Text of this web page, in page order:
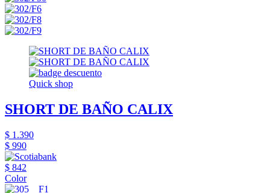
Quick shop
SHORT DE BAÑO CALIX
$ 1.390
$ 990
$ 842
Color